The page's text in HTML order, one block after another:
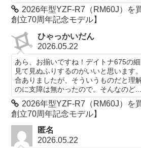
2026年型YZF-R7（RM60J）を
創立70周年記念モデル】
ひゃっかいだん
2026.05.22
あら、お揃いですね！デイトナ675の
見て見ぬふりするのがいいと思います
合ありましたが、そういうものだと理
のに支障は無かったので。そんなのど...
2026年型YZF-R7（RM60J）を
創立70周年記念モデル】
匿名
2026.05.22